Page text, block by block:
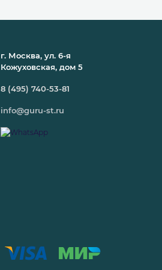
г. Москва, ул. 6-я
Кожуховская, дом 5
8 (495) 740-53-81
info@guru-st.ru